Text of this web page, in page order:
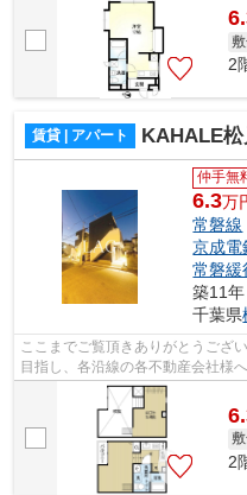
2
賃貸 | アパート KAHALE
仲手無
6.3万
常磐線
京成電
常磐緩
築11
千葉県
ここまでご覧頂きありがとうござ
目指し、各沿線の各不動産会社様
様へ提供しております！最新の情報
2